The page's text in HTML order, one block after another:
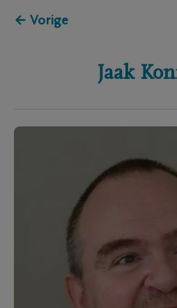
← Vorige
Jaak